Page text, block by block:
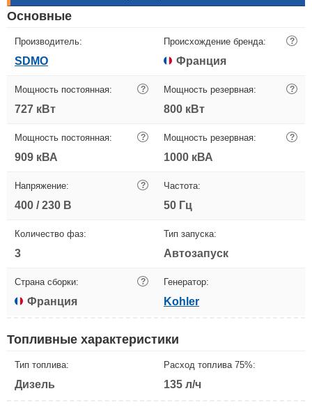
Основные
Производитель:
SDMO
Происхождение бренда: ?
Франция
Мощность постоянная: ?
727 кВт
Мощность резервная: ?
800 кВт
Мощность постоянная: ?
909 кВА
Мощность резервная: ?
1000 кВА
Напряжение: ?
400 / 230 В
Частота:
50 Гц
Количество фаз:
3
Тип запуска:
Автозапуск
Страна сборки: ?
Франция
Генератор:
Kohler
Топливные характеристики
Тип топлива:
Дизель
Расход топлива 75%:
135 л/ч